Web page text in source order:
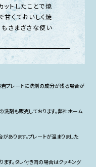
トしたことで焼
くておいしく焼
もさまざさな使い
岩プレートに洗剤の成分が残る場合が
剤も販売しております。弊社ホーム
あります。プレートが温まりました
す。タレ付き肉の場合はクッキング